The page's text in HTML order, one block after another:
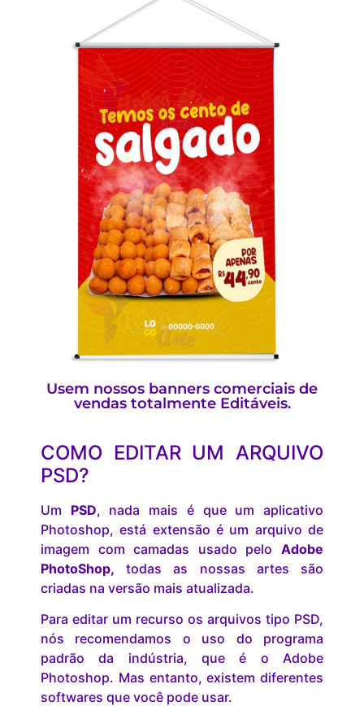
Usem nossos banners comerciais de
vendas totalmente Editáveis.
COMO EDITAR UM ARQUIVO
PSD?
Um PSD, nada mais é que um aplicativo
Photoshop, está extensão é um arquivo de
imagem com camadas usado pelo Adobe
PhotoShop, todas as nossas artes são
criadas na versão mais atualizada.
Para editar um recurso os arquivos tipo PSD,
nós recomendamos o uso do programa
padrão da indústria, que é o Adobe
Photoshop. Mas entanto, existem diferentes
softwares que você pode usar.